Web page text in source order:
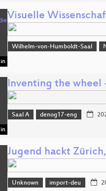
Visuelle
Wilhelm-von-Humboldt-Saal
Inventing the wheel
Saal A denog17-eng
Jugend hackt
Unknown import-deu